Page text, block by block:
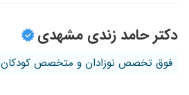
دکتر حامد زندی مشهدی
فوق تخصص نوزادان و متخصص کودکان